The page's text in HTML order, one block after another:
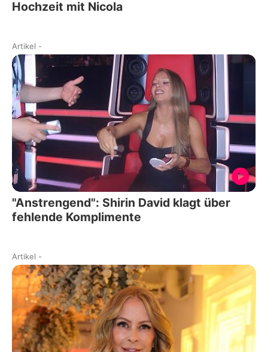
Hochzeit mit Nicola
Artikel -
"Anstrengend": Shirin David klagt über
fehlende Komplimente
Artikel -